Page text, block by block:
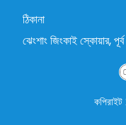
ঠিকানা
ঝেংশাং জিংকাই স্কোয়ার,